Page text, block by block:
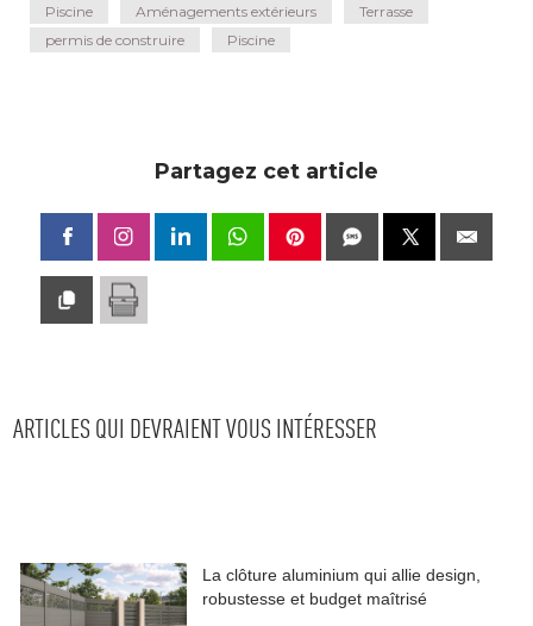
Piscine Aménagements extérieurs
Terrasse
permis de construire
Piscine
Partagez cet article
ARTICLES QUI DEVRAIENT VOUS INTÉRESSER
La clôture aluminium qui allie design,
robustesse et budget maîtrisé